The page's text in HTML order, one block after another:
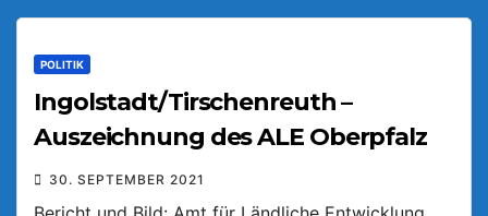
POLITIK
Ingolstadt/Tirschenreuth –
Auszeichnung des ALE Oberpfalz
30. SEPTEMBER 2021